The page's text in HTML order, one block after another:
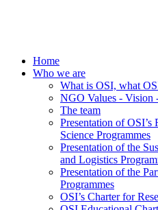
Home
Who we are
What is OSI, what
NGO Values - Vision
The team
Presentation of OSI’s
Science Programmes
Presentation of the
and Logistics
Presentation of the
Programmes
OSI’s Charter for